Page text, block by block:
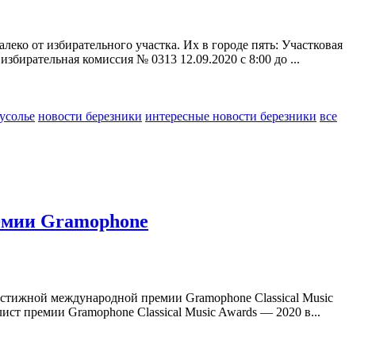
от избирательного участка. Их в городе пять: Участковая
комиссия № 0313 12.09.2020 с 8:00 до ...
новости березники интересные новости березники все
Gramophone
международной премии Gramophone Classical Music
премии Gramophone Classical Music Awards — 2020 в...